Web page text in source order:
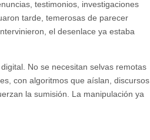
testimonios, investigaciones
tarde, temerosas de parecer
el desenlace ya estaba
No se necesitan selvas remotas
con algoritmos que aíslan, discursos
la sumisión. La manipulación ya